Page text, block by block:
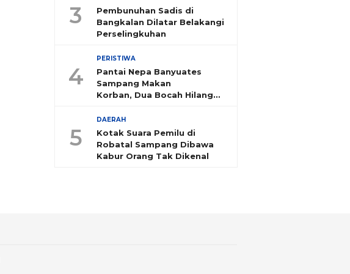
3
Pembunuhan Sadis di
Bangkalan Dilatar Belakangi
Perselingkuhan
4
PERISTIWA
Pantai Nepa Banyuates
Sampang Makan
Korban, Dua Bocah Hilang
5
DAERAH
Kotak Suara Pemilu di
Robatal Sampang Dibawa
Kabur Orang Tak Dikenal